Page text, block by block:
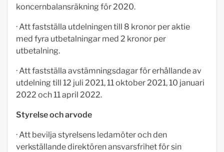
koncernbalansräkning för 2020.
· Att fastställa utdelningen till 8 kronor per aktie
med fyra utbetalningar med 2 kronor per
utbetalning.
· Att fastställa avstämningsdagar för erhållande av
utdelning till 12 juli 2021, 11 oktober 2021, 10 januari
2022 och 11 april 2022.
Styrelse och arvode
· Att bevilja styrelsens ledamöter och den
verkställande direktören ansvarsfrihet för sin